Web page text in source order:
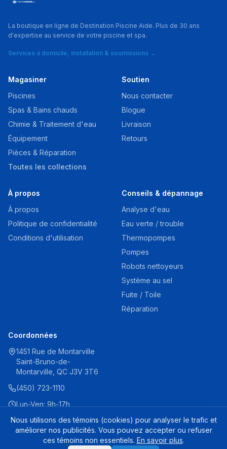
La boutique en ligne de Destination Piscine Aide. Plus de 30 ans
d'expertise au service de votre piscine et spa.
Services à domicile, installation & soumissions →
Magasiner
Piscines
Spas & Bains chauds
Chimie & Traitement d'eau
Équipement
Pièces & Réparation
Toutes les collections
Soutien
Nous contacter
Blogue
Livraison
Retours
À propos
À propos
Politique de confidentialité
Conditions d'utilisation
Conseils & dépannage
Analyse d'eau
Eau verte / trouble
Thermopompes
Pompes
Robots nettoyeurs
Système au sel
Fuite / Toile
Réparation
Coordonnées
1451 Rue de Montarville
Saint-Bruno-de-
Montarville, QC J3V 3T6
(450) 723-1110
Lun-Ven: 9h-17h
Nous utilisons des témoins (cookies) pour analyser le trafic et
améliorer nos publicités. Vous pouvez accepter ou refuser
ces témoins non essentiels. En savoir plus.